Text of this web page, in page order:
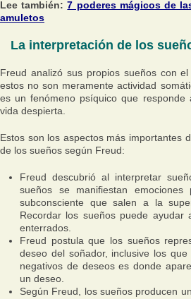
Lee también:7 poderes mágicos de
amuletos
La interpretación de los
Freud analizó sus propios sueños con
estos no son meramente actividad
es un fenómeno psíquico que responde
vida despierta.
Estos son los aspectos más importantes
de los sueños según Freud:
Freud descubrió al interpretar
sueños se manifiestan
subconsciente que salen a la
Recordar los sueños puede ayudar
enterrados.
Freud postula que los sueños
deseo del soñador, inclusive los
negativos de deseos es donde
un deseo.
Según Freud, los sueños producen